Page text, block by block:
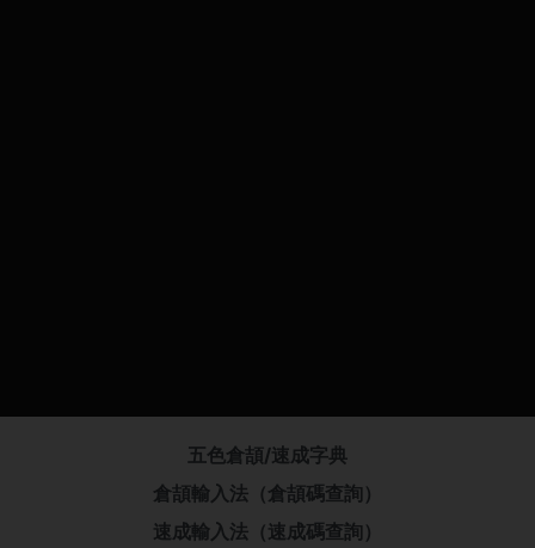
五色倉頡/速成字典
倉頡輸入法（倉頡碼查詢）
速成輸入法（速成碼查詢）